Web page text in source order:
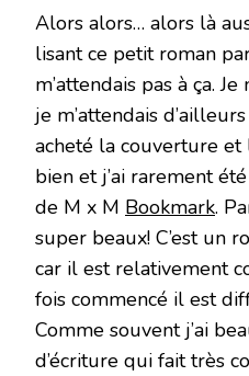
Alors alors… alors là
lisant ce petit roman
m’attendais pas à ça.
je m’attendais
acheté la couverture
bien et j’ai rarement
de M x M Bookmark.
super beaux! C’est un
car il est relativement
fois commencé il est
Comme souvent j’ai
d’écriture qui fait très